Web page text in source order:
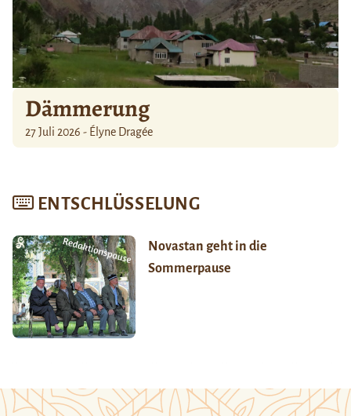
Dämmerung
27 Juli 2026 - Élyne Dragée
ENTSCHLÜSSELUNG
Novastan geht in die
Sommerpause